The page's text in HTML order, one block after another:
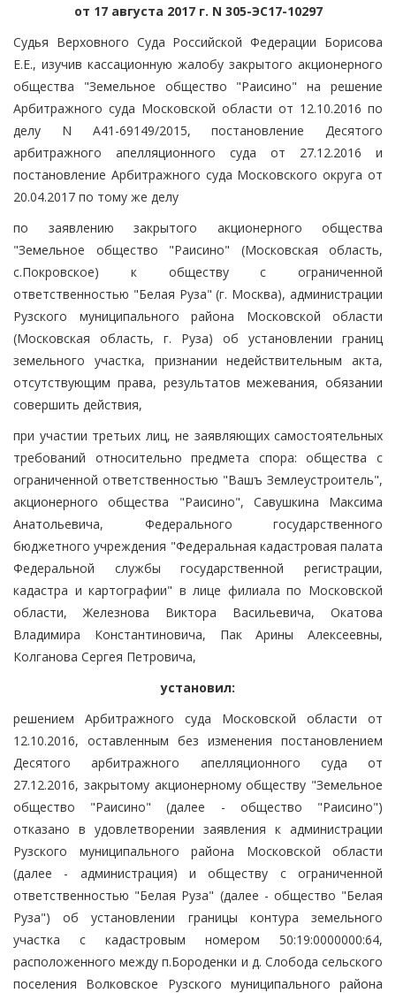
от 17 августа 2017 г. N 305-ЭС17-10297
Судья Верховного Суда Российской Федерации Борисова
Е.Е., изучив кассационную жалобу закрытого акционерного
общества "Земельное общество "Раисино" на решение
Арбитражного суда Московской области от 12.10.2016 по
делу N А41-69149/2015, постановление Десятого
арбитражного апелляционного суда от 27.12.2016 и
постановление Арбитражного суда Московского округа от
20.04.2017 по тому же делу
по заявлению закрытого акционерного общества
"Земельное общество "Раисино" (Московская область,
с.Покровское) к обществу с ограниченной
ответственностью "Белая Руза" (г. Москва), администрации
Рузского муниципального района Московской области
(Московская область, г. Руза) об установлении границ
земельного участка, признании недействительным акта,
отсутствующим права, результатов межевания, обязании
совершить действия,
при участии третьих лиц, не заявляющих самостоятельных
требований относительно предмета спора: общества с
ограниченной ответственностью "Вашъ Землеустроитель",
акционерного общества "Раисино", Савушкина Максима
Анатольевича, Федерального государственного
бюджетного учреждения "Федеральная кадастровая палата
Федеральной службы государственной регистрации,
кадастра и картографии" в лице филиала по Московской
области, Железнова Виктора Васильевича, Окатова
Владимира Константиновича, Пак Арины Алексеевны,
Колганова Сергея Петровича,
установил:
решением Арбитражного суда Московской области от
12.10.2016, оставленным без изменения постановлением
Десятого арбитражного апелляционного суда от
27.12.2016, закрытому акционерному обществу "Земельное
общество "Раисино" (далее - общество "Раисино")
отказано в удовлетворении заявления к администрации
Рузского муниципального района Московской области
(далее - администрация) и обществу с ограниченной
ответственностью "Белая Руза" (далее - общество "Белая
Руза") об установлении границы контура земельного
участка с кадастровым номером 50:19:0000000:64,
расположенного между п.Бороденки и д. Слобода сельского
поселения Волковское Рузского муниципального района